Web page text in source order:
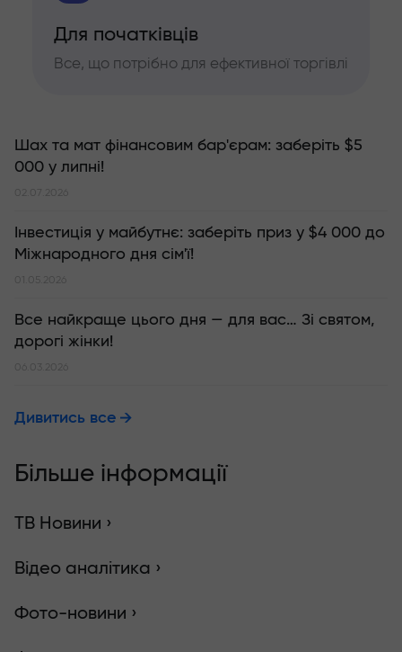
Для початківців
Все, що потрібно для ефективної торгівлі
Шах та мат фінансовим бар'єрам: заберіть $5
000 у липні!
02.07.2026
Інвестиція у майбутнє: заберіть приз у $4 000 до
Міжнародного дня сім'ї!
01.05.2026
Все найкраще цього дня — для вас… Зі святом,
дорогі жінки!
06.03.2026
Дивитись все
Більше інформації
ТВ Новини ›
Відео аналітика ›
Фото-новини ›